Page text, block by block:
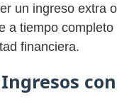
un ingreso extra o
a tiempo completo
financiera.
con